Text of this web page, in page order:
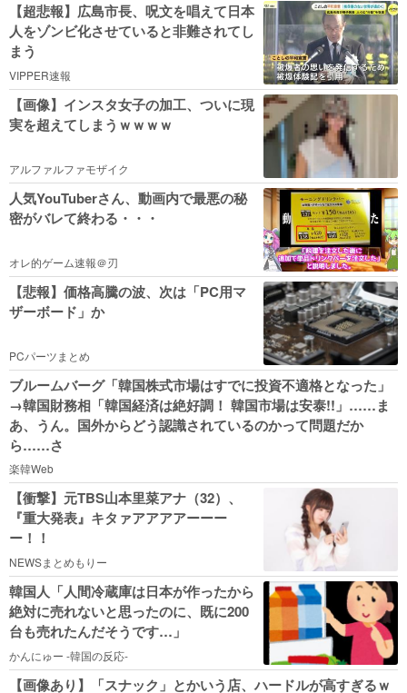
【超悲報】広島市長、呪文を唱えて日本
人をゾンビ化させていると非難されてし
まう
VIPPER速報
【画像】インスタ女子の加工、ついに現
実を超えてしまうｗｗｗｗ
アルファルファモザイク
人気YouTuberさん、動画内で最悪の秘
密がバレて終わる・・・
オレ的ゲーム速報＠刃
【悲報】価格高騰の波、次は「PC用マ
ザーボード」か
PCパーツまとめ
ブルームバーグ「韓国株式市場はすでに投資不適格となった」
→韓国財務相「韓国経済は絶好調！ 韓国市場は安泰!!」……ま
あ、うん。国外からどう認識されているのかって問題だか
ら……さ
楽韓Web
【衝撃】元TBS山本里菜アナ（32）、
『重大発表』キタァアアアアーーー
ー！！
NEWSまとめもりー
韓国人「人間冷蔵庫は日本が作ったから
絶対に売れないと思ったのに、既に200
台も売れたんだそうです…」
かんにゅー -韓国の反応-
【画像あり】「スナック」とかいう店、ハードルが高すぎるｗ